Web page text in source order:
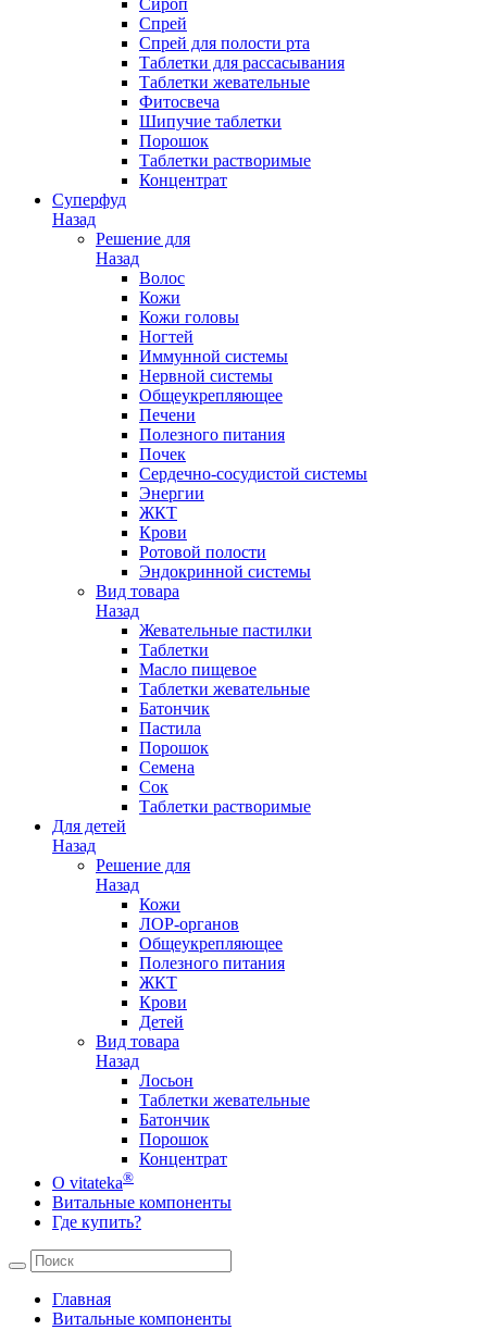
Сироп
Спрей
Спрей для полости рта
Таблетки для рассасывания
Таблетки жевательные
Фитосвеча
Шипучие таблетки
Порошок
Таблетки растворимые
Концентрат
Суперфуд
Назад
Решение для
Назад
Волос
Кожи
Кожи головы
Ногтей
Иммунной системы
Нервной системы
Общеукрепляющее
Печени
Полезного питания
Почек
Сердечно-сосудистой системы
Энергии
ЖКТ
Крови
Ротовой полости
Эндокринной системы
Вид товара
Назад
Жевательные пастилки
Таблетки
Масло пищевое
Таблетки жевательные
Батончик
Пастила
Порошок
Семена
Сок
Таблетки растворимые
Для детей
Назад
Решение для
Назад
Кожи
ЛОР-органов
Общеукрепляющее
Полезного питания
ЖКТ
Крови
Детей
Вид товара
Назад
Лосьон
Таблетки жевательные
Батончик
Порошок
Концентрат
О vitateka®
Витальные компоненты
Где купить?
Главная
Витальные компоненты